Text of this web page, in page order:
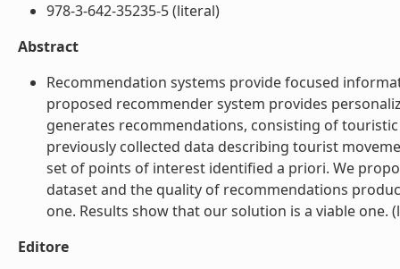
978-3-642-35235-5 (literal)
Abstract
Recommendation systems provide focused
proposed recommender system provides
generates recommendations, consisting of
previously collected data describing tourist
set of points of interest identified a priori. We
dataset and the quality of recommendations
one. Results show that our solution is a viable one.
Editore